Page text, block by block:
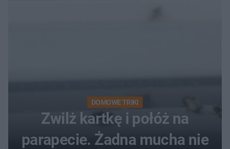
DOMOWE TRIKI
Zwilż kartkę i połóż na
parapecie. Żadna mucha nie